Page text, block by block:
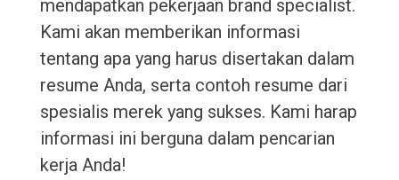
mendapatkan pekerjaan brand specialist.
Kami akan memberikan informasi
tentang apa yang harus disertakan dalam
resume Anda, serta contoh resume dari
spesialis merek yang sukses. Kami harap
informasi ini berguna dalam pencarian
kerja Anda!